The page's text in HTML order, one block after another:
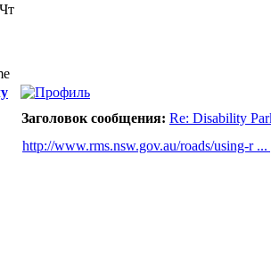
Чт
Заголовок сообщения: Re: Disability
http://www.rms.nsw.gov.au/roads/using-r